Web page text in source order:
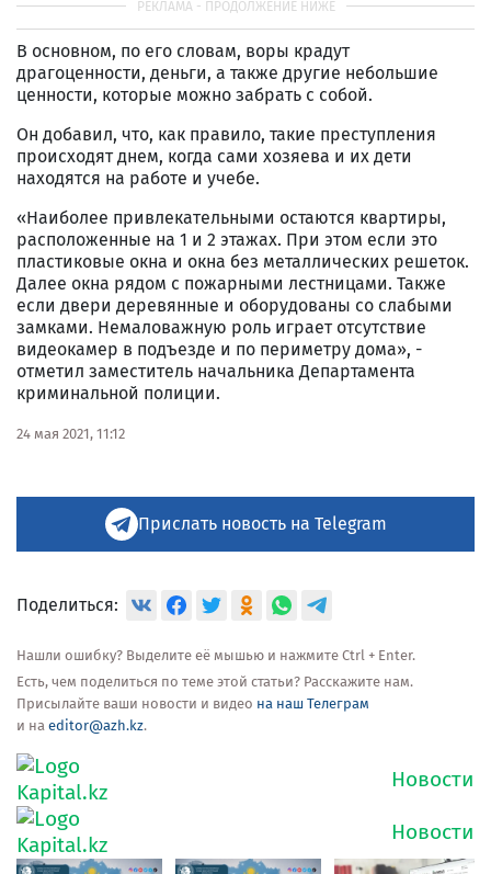
В основном, по его словам, воры крадут
драгоценности, деньги, а также другие небольшие
ценности, которые можно забрать с собой.
Он добавил, что, как правило, такие преступления
происходят днем, когда сами хозяева и их дети
находятся на работе и учебе.
«Наиболее привлекательными остаются квартиры,
расположенные на 1 и 2 этажах. При этом если это
пластиковые окна и окна без металлических решеток.
Далее окна рядом с пожарными лестницами. Также
если двери деревянные и оборудованы со слабыми
замками. Немаловажную роль играет отсутствие
видеокамер в подъезде и по периметру дома», -
отметил заместитель начальника Департамента
криминальной полиции.
24 мая 2021, 11:12
Прислать новость на Telegram
Поделиться:
Нашли ошибку? Выделите её мышью и нажмите Ctrl + Enter.
Есть, чем поделиться по теме этой статьи? Расскажите нам.
Присылайте ваши новости и видео на наш Телеграм
и на editor@azh.kz.